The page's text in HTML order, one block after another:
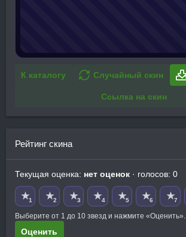
К каталогу Случайный скин
Ссылка на скин
Рейтинг скина
Текущая оценка: нет оценок · голосов: 0
★1 ★2 ★3 ★4 ★5 ★6 ★7
Выберите от 1 до 10 звезд и нажмите «Оценить».
Оценить